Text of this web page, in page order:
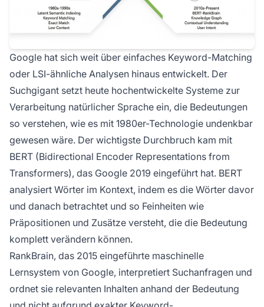
Google hat sich weit über einfaches Keyword-Matching
oder LSI-ähnliche Analysen hinaus entwickelt. Der
Suchgigant setzt heute hochentwickelte Systeme zur
Verarbeitung natürlicher Sprache ein, die Bedeutungen
so verstehen, wie es mit 1980er-Technologie undenkbar
gewesen wäre. Der wichtigste Durchbruch kam mit
BERT (Bidirectional Encoder Representations from
Transformers), das Google 2019 eingeführt hat. BERT
analysiert Wörter im Kontext, indem es die Wörter davor
und danach betrachtet und so Feinheiten wie
Präpositionen und Zusätze versteht, die die Bedeutung
komplett verändern können.
RankBrain, das 2015 eingeführte maschinelle
Lernsystem von Google, interpretiert Suchanfragen und
ordnet sie relevanten Inhalten anhand der Bedeutung